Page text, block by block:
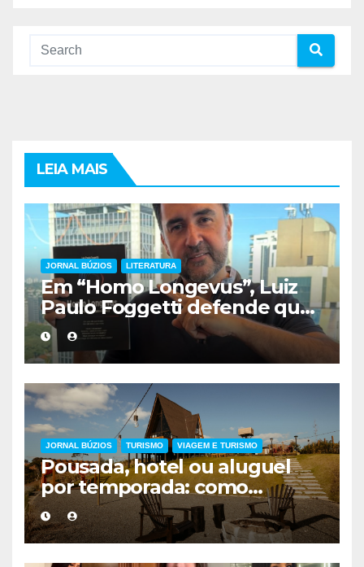
LEIA MAIS
JORNAL BÚZIOS LITERATURA
Em “Homo Longevus”, Luiz
Paulo Foggetti defende que
viver mais exigirá uma nova
forma de encarar a vida
JORNAL BÚZIOS TURISMO VIAGEM E TURISMO
Pousada, hotel ou aluguel
por temporada: como
escolher a melhor
hospedagem